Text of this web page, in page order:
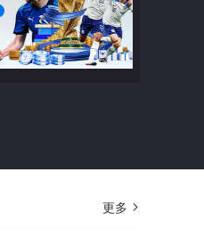
的我被逐出勇者队伍
广告
更多 